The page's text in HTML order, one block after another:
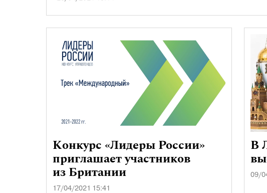
Конкурс «Лидеры России»
приглашает участников
из Британии
17/04/2021 15:41
В
09/